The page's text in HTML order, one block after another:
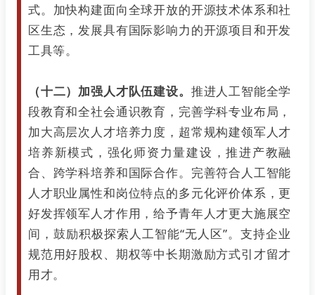
式。加快构建面向全球开放的开源技术体系和社
区生态，发展具有国际影响力的开源项目和开发
工具等。
（十二）加强人才队伍建设。 推进人工智能全学
段教育和全社会通识教育，完善学科专业布局，
加大高层次人才培养力度，超常规构建领军人才
培养新模式，强化师资力量建设，推进产教融
合、跨学科培养和国际合作。完善符合人工智能
人才职业属性和岗位特点的多元化评价体系，更
好发挥领军人才作用，给予青年人才更大施展空
间，鼓励积极探索人工智能“无人区”。支持企业
规范用好股权、期权等中长期激励方式引才留才
用才。